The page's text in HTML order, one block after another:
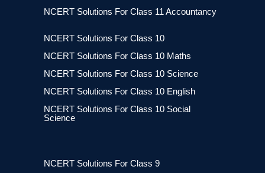
NCERT Solutions For Class 11 Accountancy
NCERT Solutions For Class 10
NCERT Solutions For Class 10 Maths
NCERT Solutions For Class 10 Science
NCERT Solutions For Class 10 English
NCERT Solutions For Class 10 Social
Science
NCERT Solutions For Class 9